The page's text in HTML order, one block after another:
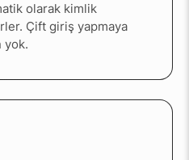
olarak kimlik
Çift giriş yapmaya
yok.